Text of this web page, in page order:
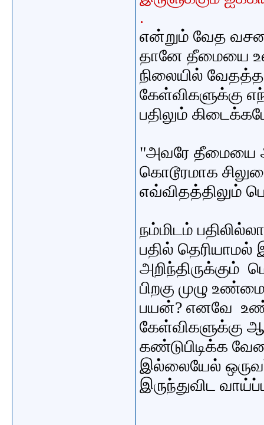
.
என்றும் வேத
தானே தீமையை
நிலையில்
கேள்விகளுக்கு
பதிலும்
"அவரே தீமையை
கொடூரமாக
எவ்விதத்திலும்
நம்மிடம்
பதில் தெரியாமல்
பிறகு முழு
பயன்? எனவே
கேள்விகளுக்கு
கண்டுபிடிக்க
இல்லையேல்
இருந்துவிட